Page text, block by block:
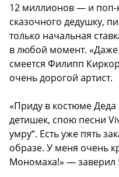
12 миллионов — и поп-
сказочного дедушку,
только начальная
в любой момент.
смеется Филипп
очень дорогой артист.
«Приду в костюме
детишек, спою песни
умру“. Есть уже пять
образе. У меня очень
Мономаха!» — заверил